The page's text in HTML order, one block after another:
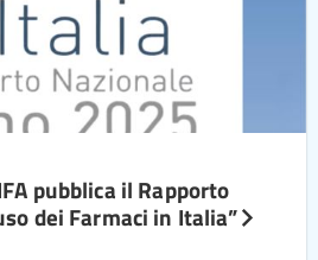
pubblica il Rapporto
dei Farmaci in Italia”